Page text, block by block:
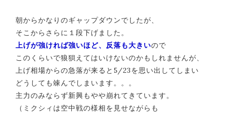
朝からかなりのギャップダウンでしたが、
そこからさらに１段下げました。
上げが強ければ強いほど、反落も大きいので
このくらいで狼狽えてはいけないのかもしれませんが、
上げ相場からの急落が来ると5/23を思い出してしまい
どうしても竦んでしまいます。。。
主力のみならず新興もやや崩れてきています。
（ミクシィは空中戦の様相を見せながらも